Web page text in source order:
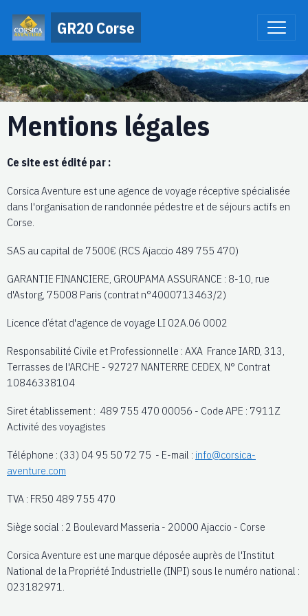
GR20 Corse
Mentions légales
Ce site est édité par :
Corsica Aventure est une agence de voyage réceptive spécialisée
dans l'organisation de randonnée pédestre et de séjours actifs en
Corse.
SAS au capital de 7500€ (RCS Ajaccio 489 755 470)
GARANTIE FINANCIERE, GROUPAMA ASSURANCE : 8-10, rue
d'Astorg, 75008 Paris (contrat n°4000713463/2)
Licence d’état d'agence de voyage LI 02A.06 0002
Responsabilité Civile et Professionnelle : AXA France IARD, 313,
Terrasses de l'ARCHE - 92727 NANTERRE CEDEX, N° Contrat
10846338104
Siret établissement : 489 755 470 00056 - Code APE : 7911Z
Activité des voyagistes
Téléphone : (33) 04 95 50 72 75 - E-mail : info@corsica-
aventure.com
TVA : FR50 489 755 470
Siège social : 2 Boulevard Masseria - 20000 Ajaccio - Corse
Corsica Aventure est une marque déposée auprès de l'Institut
National de la Propriété Industrielle (INPI) sous le numéro national :
023182971.